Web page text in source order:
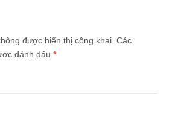
được hiển thị công khai. Các
đánh dấu *